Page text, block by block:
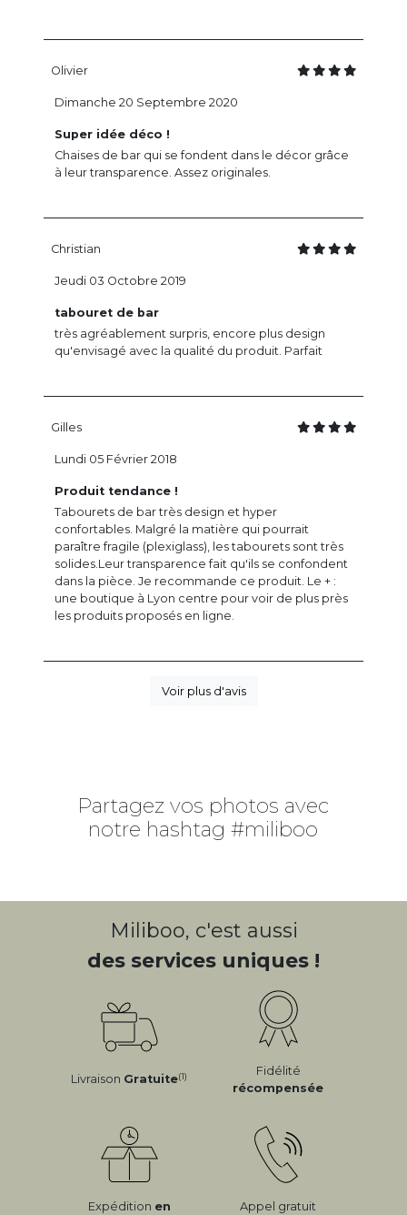
Olivier
Super idée déco !
Chaises de bar qui se fondent dans le décor grâce
à leur transparence. Assez originales.
Dimanche 20 Septembre 2020
Christian
tabouret de bar
très agréablement surpris, encore plus design
qu'envisagé avec la qualité du produit. Parfait
Jeudi 03 Octobre 2019
Gilles
Produit tendance !
Tabourets de bar très design et hyper
confortables. Malgré la matière qui pourrait
paraître fragile (plexiglass), les tabourets sont très
solides.Leur transparence fait qu'ils se confondent
dans la pièce. Je recommande ce produit. Le + :
une boutique à Lyon centre pour voir de plus près
les produits proposés en ligne.
Lundi 05 Février 2018
Voir plus d'avis
Partagez vos photos avec
notre hashtag #miliboo
Miliboo, c'est aussi
des services uniques !
Livraison Gratuite(1)
Fidélité
récompensée
Expédition en
Appel gratuit